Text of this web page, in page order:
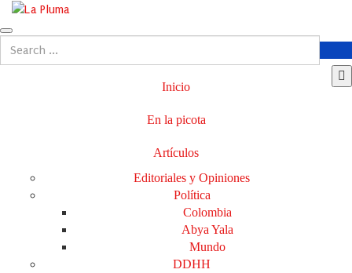
Inicio
En la picota
Artículos
Editoriales y Opiniones
Política
Colombia
Abya Yala
Mundo
DDHH